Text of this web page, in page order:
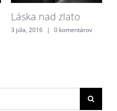
Láska nad zlato
3 júla, 2016 | 0 komentárov